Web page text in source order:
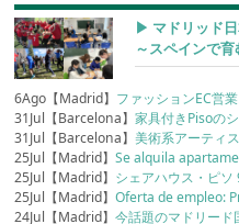
▶︎ マドリッド
～スペインで
6Ago【Madrid】 ファッションEC営
31Jul【Barcelona】家具付きPisoの
31Jul【Barcelona】美術系アーティ
25Jul【Madrid】Se alquila
25Jul【Madrid】 シェアハウス・ピ
25Jul【Madrid】Oferta de empleo:
24Jul【Madrid】今話題のマドリー